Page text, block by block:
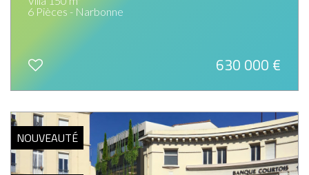
6 Pièces - Narbonne
630 000 €
NOUVEAUTÉ